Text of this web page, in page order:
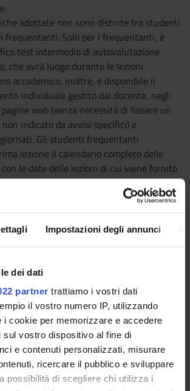
Impostazioni degli annunci
dei dati
partner trattiamo i vostri dati
il vostro numero IP, utilizzando
i cookie per memorizzare e accedere
sul vostro dispositivo al fine di
e contenuti personalizzati, misurare
ricercare il pubblico e sviluppare
possibilità di scegliere chi utilizza i
adottate non sono distinte tra studenti
frequentanti. Solo per i frequentanti, è
test intermedio di autovalutazione
che avrà luogo durante le lezioni.
accademico, inoltre, è disponibile il
individuale gestito dal docente, negli
web (senza necessità di fissare un
indicato da avvisi specifici) e
Gli studenti frequentanti
lezione il calendario completo delle
le date delle lezioni di cui viene fornito
sospensioni delle lezioni verranno
la piattaforma e-learning.
sono pregati di contattare la
ulteriori aggiornamenti saranno resi
di iscriversi).
di testo, nonché delle lezioni ed
in aula è aderente al programma.
didattico è disponibile sulla piattaforma e-